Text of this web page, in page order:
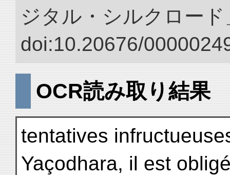
ジタル・シルクロー
doi:10.20676/
OCR読み取り結果
tentatives
Yaçodhara, il est